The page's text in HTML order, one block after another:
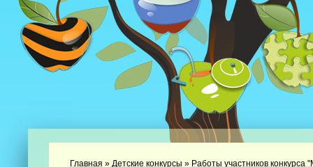
Главная » Детские конкурсы » Работы участников конкурса